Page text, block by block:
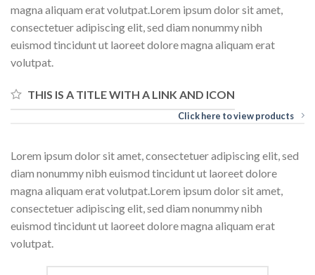
magna aliquam erat volutpat.Lorem ipsum dolor sit amet,
consectetuer adipiscing elit, sed diam nonummy nibh
euismod tincidunt ut laoreet dolore magna aliquam erat
volutpat.
THIS IS A TITLE WITH A LINK AND ICON
Click here to view products
Lorem ipsum dolor sit amet, consectetuer adipiscing elit, sed
diam nonummy nibh euismod tincidunt ut laoreet dolore
magna aliquam erat volutpat.Lorem ipsum dolor sit amet,
consectetuer adipiscing elit, sed diam nonummy nibh
euismod tincidunt ut laoreet dolore magna aliquam erat
volutpat.